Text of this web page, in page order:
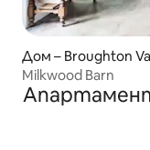
Дом – Broughton
Milkwood Barn